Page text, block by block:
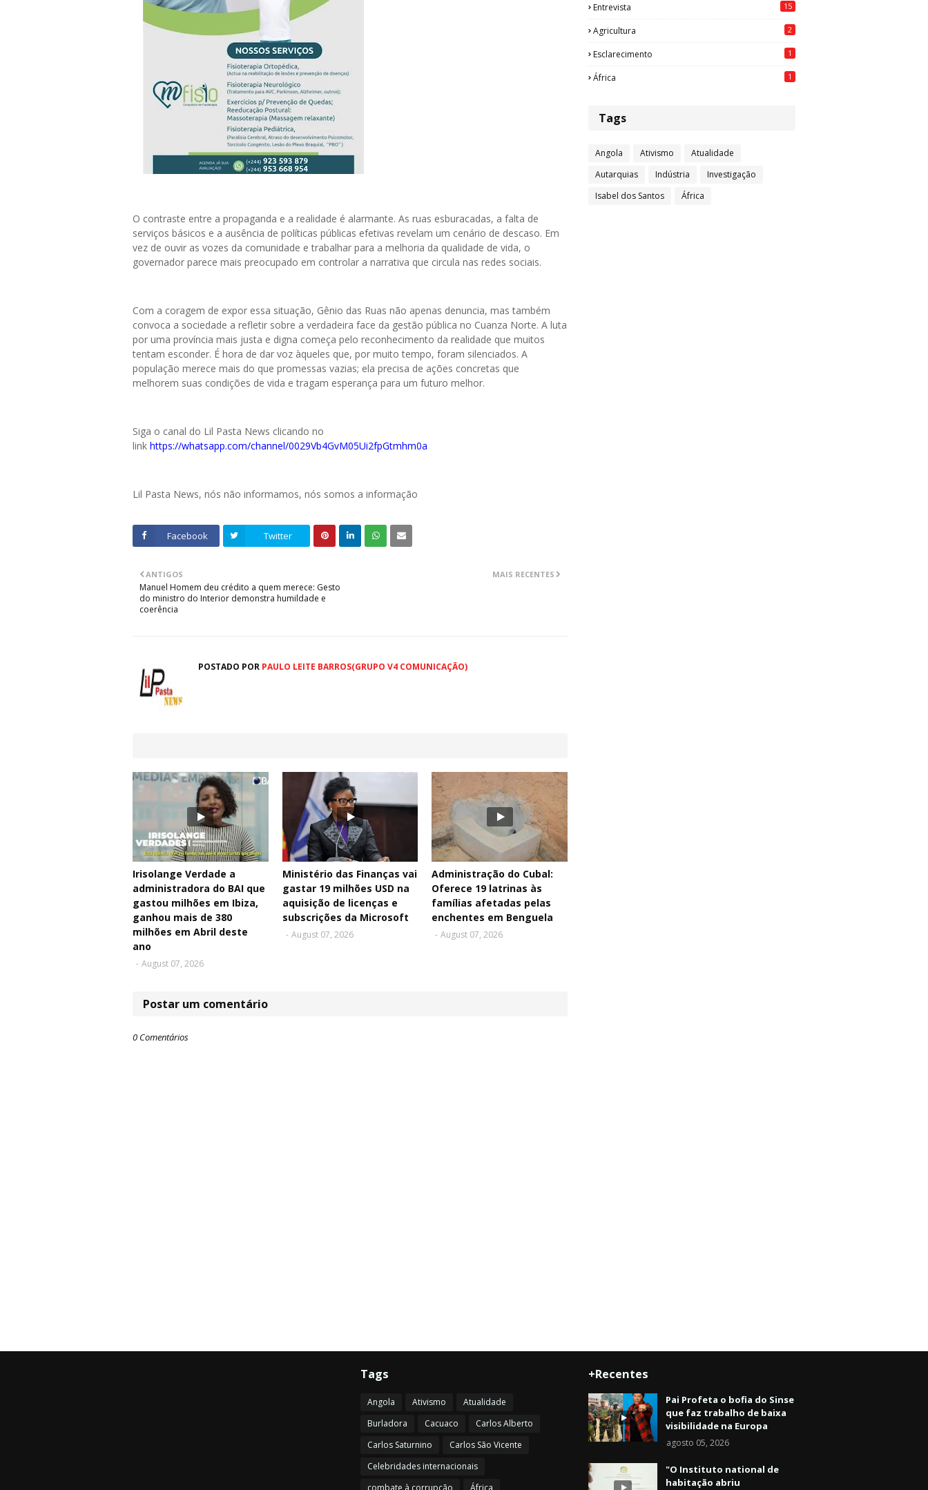
O contraste entre a propaganda e a realidade é alarmante. As ruas esburacadas, a falta de
serviços básicos e a ausência de políticas públicas efetivas revelam um cenário de descaso. Em
vez de ouvir as vozes da comunidade e trabalhar para a melhoria da qualidade de vida, o
governador parece mais preocupado em controlar a narrativa que circula nas redes sociais.
Com a coragem de expor essa situação, Gênio das Ruas não apenas denuncia, mas também
convoca a sociedade a refletir sobre a verdadeira face da gestão pública no Cuanza Norte. A luta
por uma província mais justa e digna começa pelo reconhecimento da realidade que muitos
tentam esconder. É hora de dar voz àqueles que, por muito tempo, foram silenciados. A
população merece mais do que promessas vazias; ela precisa de ações concretas que
melhorem suas condições de vida e tragam esperança para um futuro melhor.
Siga o canal do Lil Pasta News clicando no
link https://whatsapp.com/channel/0029Vb4GvM05Ui2fpGtmhm0a
Lil Pasta News, nós não informamos, nós somos a informação
Facebook Twitter
MAIS RECENTES
ANTIGOS
Manuel Homem deu crédito a quem merece: Gesto
do ministro do Interior demonstra humildade e
coerência
POSTADO POR PAULO LEITE BARROS(GRUPO V4 COMUNICAÇÃO)
Irisolange Verdade a
administradora do BAI que
gastou milhões em Ibiza,
ganhou mais de 380
milhões em Abril deste
ano
- August 07, 2026
Ministério das Finanças vai
gastar 19 milhões USD na
aquisição de licenças e
subscrições da Microsoft
- August 07, 2026
Administração do Cubal:
Oferece 19 latrinas às
famílias afetadas pelas
enchentes em Benguela
- August 07, 2026
Postar um comentário
0 Comentários
Entrevista 15
Agricultura 2
Esclarecimento 1
África 1
Tags
Angola Ativismo
Atualidade
Autarquias
Indústria
Investigação
Isabel dos Santos
África
Tags
Angola Ativismo
Atualidade
Burladora
Cacuaco
Carlos Alberto
Carlos Saturnino
Carlos São Vicente
Celebridades internacionais
+Recentes
Pai Profeta o bofia do Sinse
que faz trabalho de baixa
visibilidade na Europa
agosto 05, 2026
"O Instituto national de
habitação abriu